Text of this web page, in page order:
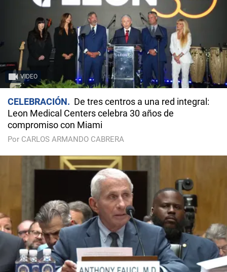
VIDEO
CELEBRACIÓN
De tres centros a una red integral:
Leon Medical Centers celebra 30 años de
compromiso con Miami
Por CARLOS ARMANDO CABRERA